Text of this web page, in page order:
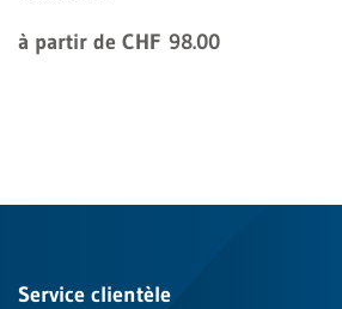
à partir de CHF 98.00
Service clientèle